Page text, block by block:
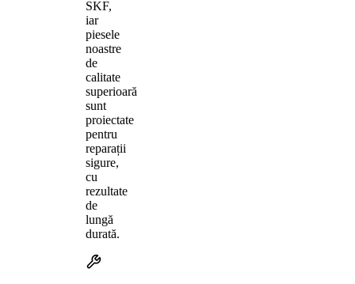
SKF,
iar
piesele
noastre
de
calitate
superioară
sunt
proiectate
pentru
reparații
sigure,
cu
rezultate
de
lungă
durată.